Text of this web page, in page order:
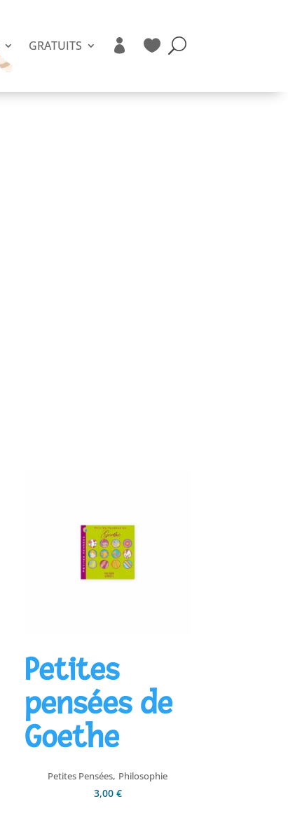
GRATUITS  
Petites
pensées de
Goethe
Petites Pensées, Philosophie
3,00 €